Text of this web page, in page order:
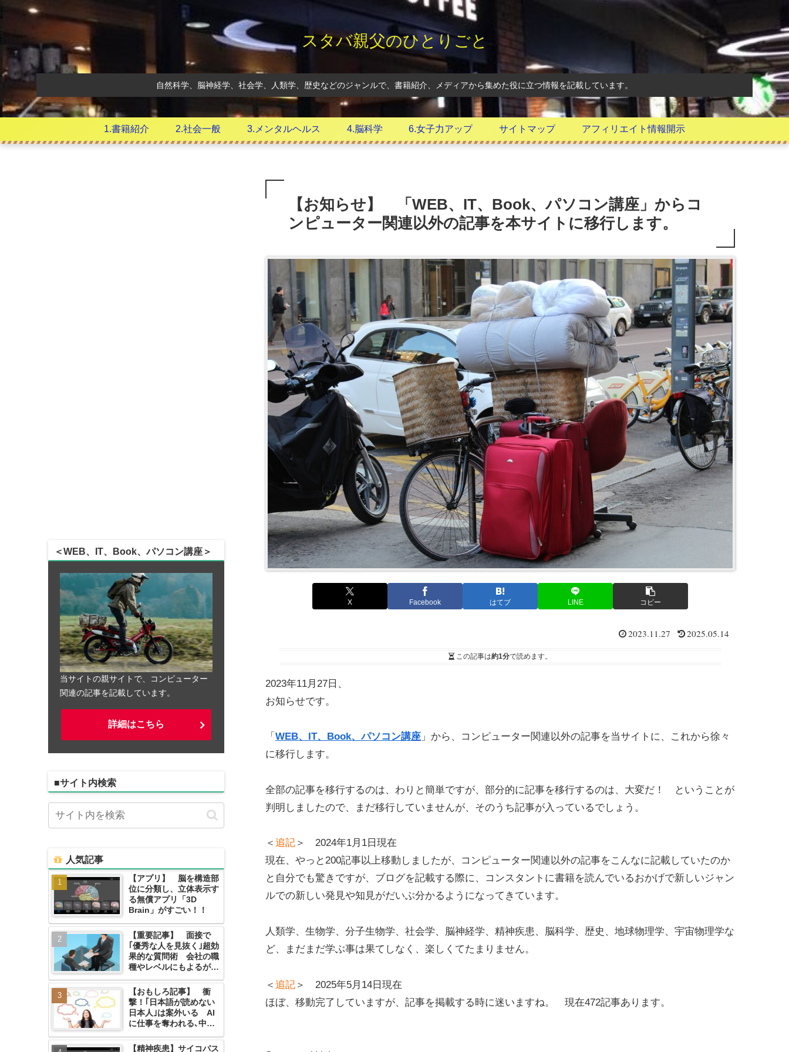
スタバ親父のひとりごと
自然科学、脳神経学、社会学、人類学、歴史などのジャンルで、書籍紹介、メディアから集めた役に立つ情報を記載しています。
1.書籍紹介 2.社会一般 3.メンタルヘルス 4.脳科学 6.女子力アップ サイトマップ アフィリエイト情報開示
【お知らせ】 「WEB、IT、Book、パソコン講座」からコ
ンピューター関連以外の記事を本サイトに移行します。
X Facebook はてブ LINE コピー
2023.11.27 2025.05.14
この記事は約1分で読めます。
2023年11月27日、
お知らせです。
「 WEB、IT、Book、パソコン講座 」から、コンピューター関連以外の記事を当サイトに、これから徐々
に移行します。
全部の記事を移行するのは、わりと簡単ですが、部分的に記事を移行するのは、大変だ！ ということが
判明しましたので、まだ移行していませんが、そのうち記事が入っているでしょう。
＜ 追記 ＞ 2024年1月1日現在
現在、やっと200記事以上移動しましたが、コンピューター関連以外の記事をこんなに記載していたのか
と自分でも驚きですが、ブログを記載する際に、コンスタントに書籍を読んでいるおかげで新しいジャン
ルでの新しい発見や知見がだいぶ分かるようになってきています。
人類学、生物学、分子生物学、社会学、脳神経学、精神疾患、脳科学、歴史、地球物理学、宇宙物理学な
ど、まだまだ学ぶ事は果てしなく、楽しくてたまりません。
＜ 追記 ＞ 2025年5月14日現在
ほぼ、移動完了していますが、記事を掲載する時に迷いますね。 現在472記事あります。
＜WEB、IT、Book、パソコン講座＞
当サイトの親サイトで、コンピューター
関連の記事を記載しています。
詳細はこちら
■サイト内検索
人気記事
【アプリ】 脳を構造部
位に分類し、立体表示す
る無償アプリ「3D
Brain」がすごい！！
【重要記事】 面接で
｢優秀な人を見抜く｣超効
果的な質問術 会社の職
種やレベルにもよるが難
【おもしろ記事】 衝
撃！｢日本語が読めない
日本人｣は案外いる AI
に仕事を奪われる､中学
【精神疾患】サイコパス